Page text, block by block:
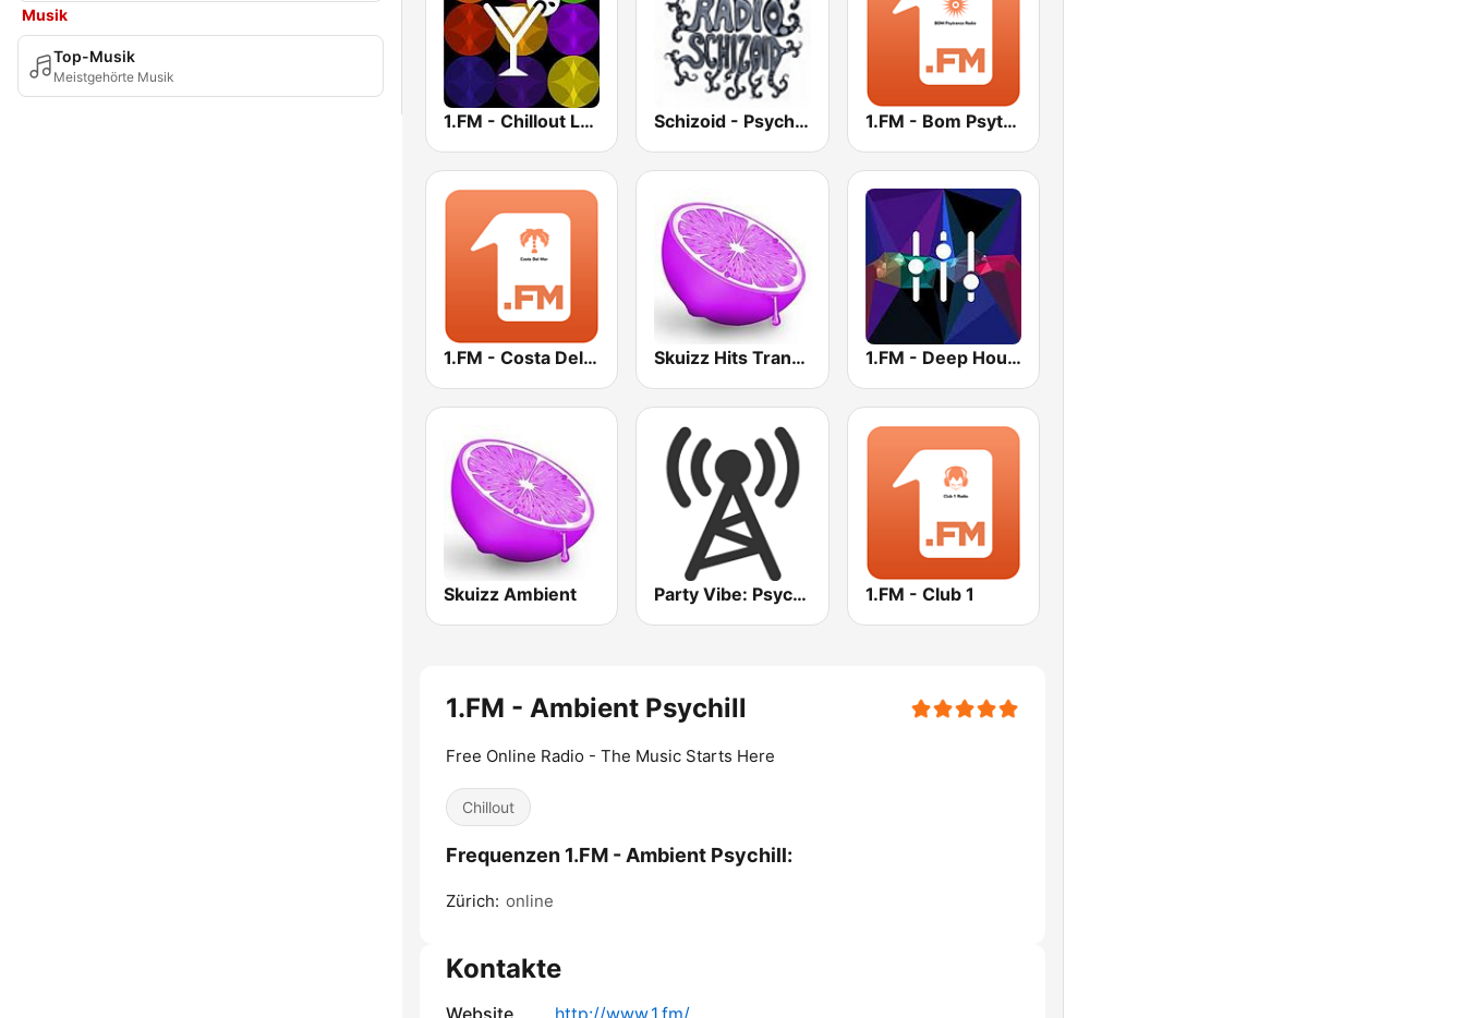
Musik
Top-Musik
Meistgehörte Musik
1.FM - Chillout Lounge Schizoid - Psychedelic Trance 1.FM - Bom Psytrance
1.FM - Costa Del Mar Skuizz Hits Trance 1.FM - Deep House
Skuizz Ambient Party Vibe: Psychedelic Trance Radio 1.FM - Club 1
1.FM - Ambient Psychill
Free Online Radio - The Music Starts Here
Chillout
Frequenzen 1.FM - Ambient Psychill:
Zürich: online
Kontakte